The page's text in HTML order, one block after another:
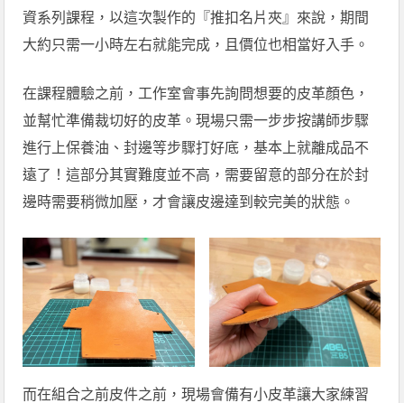
資系列課程，以這次製作的『推扣名片夾』來說，期間
大約只需一小時左右就能完成，且價位也相當好入手。
在課程體驗之前，工作室會事先詢問想要的皮革顏色，
並幫忙準備裁切好的皮革。現場只需一步步按講師步驟
進行上保養油、封邊等步驟打好底，基本上就離成品不
遠了！這部分其實難度並不高，需要留意的部分在於封
邊時需要稍微加壓，才會讓皮邊達到較完美的狀態。
而在組合之前皮件之前，現場會備有小皮革讓大家練習